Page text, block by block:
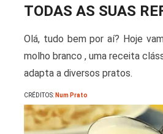
TODAS AS SUAS
Olá, tudo bem por aí? Hoje
molho branco , uma receita
adapta a diversos pratos.
CRÉDITOS: Num Prato